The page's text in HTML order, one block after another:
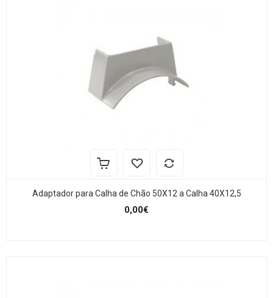
Adaptador para Calha de Chão 50X12 a Calha 40X12,5
0,00€